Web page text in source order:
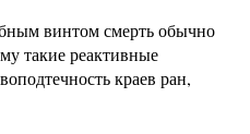
винтом смерть обычно
такие реактивные
краев ран,